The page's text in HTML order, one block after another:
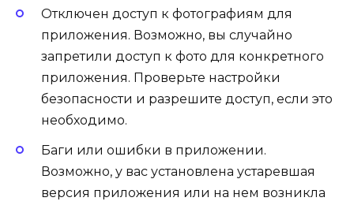
Отключен доступ к фотографиям для
приложения. Возможно, вы случайно
запретили доступ к фото для конкретного
приложения. Проверьте настройки
безопасности и разрешите доступ, если это
необходимо.
Баги или ошибки в приложении.
Возможно, у вас установлена устаревшая
версия приложения или на нем возникла